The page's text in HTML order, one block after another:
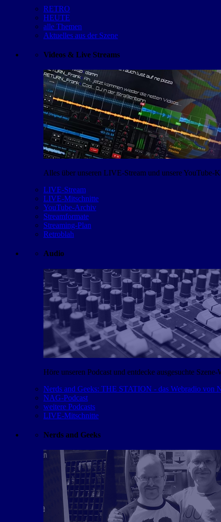
RETRO
HEUTE
alle Themen
Aktuelles aus der Szene
Videos & Live Streams
Alles über unseren LIVE-Stream und unsere YouTube-
LIVE-Stream
LIVE-Mitschnitte
YouTube-Archiv
Streamformate
Streaming-Plan
Retroblah
Audio
Höre unseren Podcast und entdecke ausgesuchte Szene-
Nerds and Geeks: THE STATION - das Webradio von
NAG-Podcast
weitere Podcasts
LIVE-Mitschnitte
Nerds and Geeks